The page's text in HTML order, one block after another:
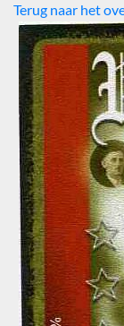
Terug naar het